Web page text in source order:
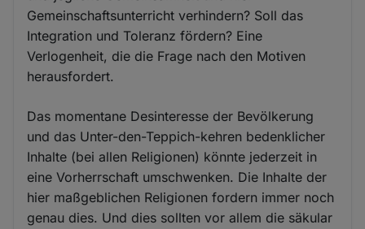
Gemeinschaftsunterricht verhindern? Soll das
Integration und Toleranz fördern? Eine
Verlogenheit, die die Frage nach den Motiven
herausfordert.
Das momentane Desinteresse der Bevölkerung
und das Unter-den-Teppich-kehren bedenklicher
Inhalte (bei allen Religionen) könnte jederzeit in
eine Vorherrschaft umschwenken. Die Inhalte der
hier maßgeblichen Religionen fordern immer noch
genau dies. Und dies sollten vor allem die säkular